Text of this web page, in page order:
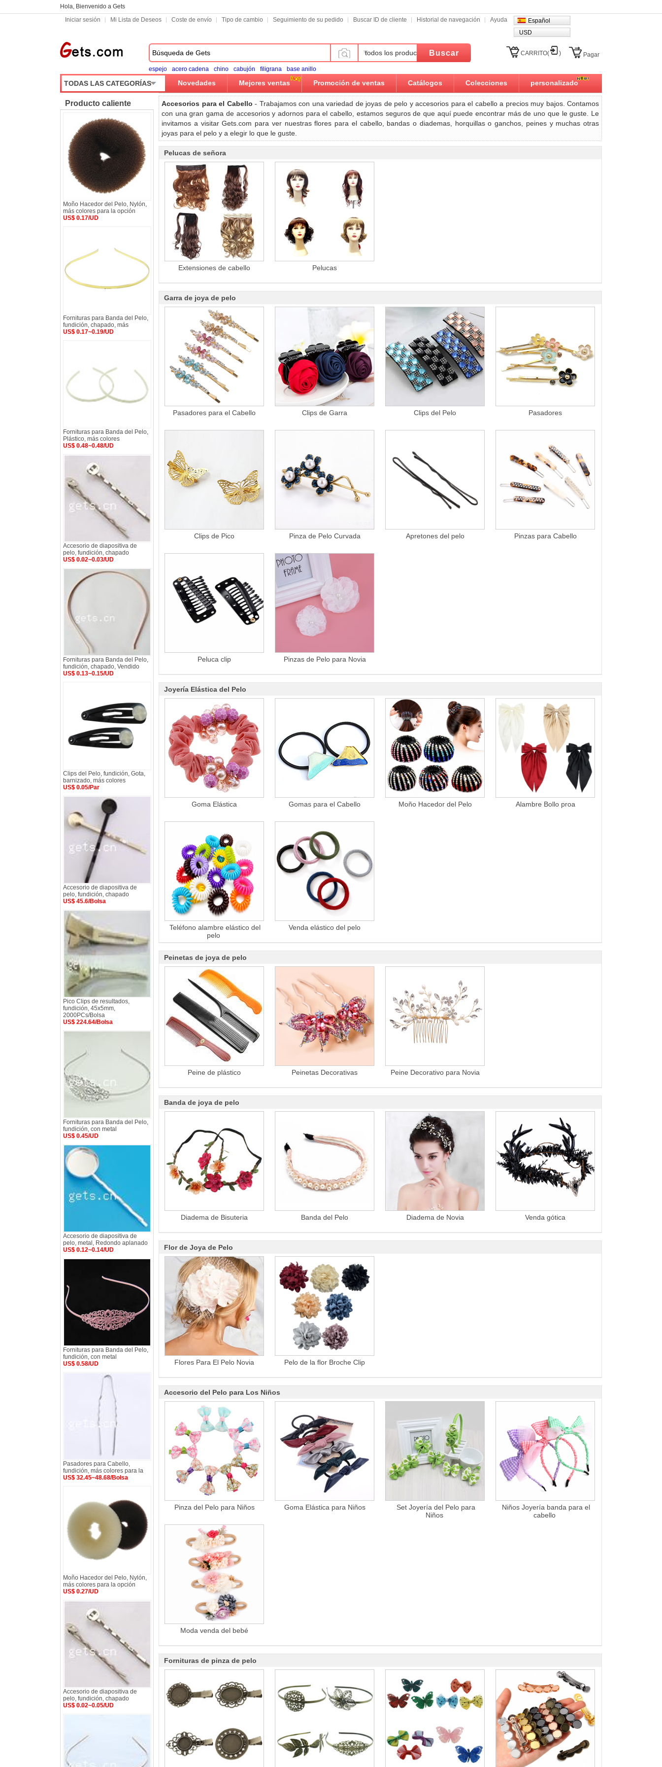
Hola, Bienvenido a Gets
Iniciar sesión
Mi Lista de Deseos Coste de envío Tipo de cambio Seguimiento de su pedido Buscar ID de cliente Historial de navegación Ayuda
Español
USD
todos los productos Buscar
espejo acero cadena chino cabujón filigrana base anillo
CARRITO( ) Pagar
TODAS LAS CATEGORÍAS Novedades Mejores ventas Promoción de ventas Catálogos Colecciones personalizado
Accesorios para el Cabello - Trabajamos con una variedad de joyas de pelo y accesorios para el cabello a precios muy bajos. Contamos
con una gran gama de accesorios y adornos para el cabello, estamos seguros de que aquí puede encontrar más de uno que le guste. Le
invitamos a visitar Gets.com para ver nuestras flores para el cabello, bandas o diademas, horquillas o ganchos, peines y muchas otras
joyas para el pelo y a elegir lo que le guste.
Pelucas de señora
Extensiones de cabello Pelucas
Garra de joya de pelo
Pasadores para el Cabello Clips de Garra Clips del Pelo Pasadores
Clips de Pico Pinza de Pelo Curvada Apretones del pelo Pinzas para Cabello
Peluca clip Pinzas de Pelo para Novia
Joyería Elástica del Pelo
Goma Elástica Gomas para el Cabello Moño Hacedor del Pelo Alambre Bollo proa
Teléfono alambre elástico del
pelo
Venda elástico del pelo
Peinetas de joya de pelo
Peine de plástico Peinetas Decorativas Peine Decorativo para Novia
Banda de joya de pelo
Diadema de Bisuteria Banda del Pelo Diadema de Novia Venda gótica
Flor de Joya de Pelo
Flores Para El Pelo Novia Pelo de la flor Broche Clip
Accesorio del Pelo para Los Niños
Pinza del Pelo para Niños Goma Elástica para Niños
Set Joyería del Pelo para
Niños
Niños Joyería banda para el
cabello
Moda venda del bebé
Fornituras de pinza de pelo
Producto caliente
Moño Hacedor del Pelo, Nylón,
más colores para la opción
US$ 0.17/UD
Fornituras para Banda del Pelo,
fundición, chapado, más
US$ 0.17~0.19/UD
Fornituras para Banda del Pelo,
Plástico, más colores
US$ 0.48~0.48/UD
Accesorio de diapositiva de
pelo, fundición, chapado
US$ 0.02~0.03/UD
Fornituras para Banda del Pelo,
fundición, chapado, Vendido
US$ 0.13~0.15/UD
Clips del Pelo, fundición, Gota,
barnizado, más colores
US$ 0.05/Par
Accesorio de diapositiva de
pelo, fundición, chapado
US$ 45.6/Bolsa
Pico Clips de resultados,
fundición, 45x5mm,
2000PCs/Bolsa
US$ 224.64/Bolsa
Fornituras para Banda del Pelo,
fundición, con metal
US$ 0.45/UD
Accesorio de diapositiva de
pelo, metal, Redondo aplanado
US$ 0.12~0.14/UD
Fornituras para Banda del Pelo,
fundición, con metal
US$ 0.58/UD
Pasadores para Cabello,
fundición, más colores para la
US$ 32.45~48.68/Bolsa
Moño Hacedor del Pelo, Nylón,
más colores para la opción
US$ 0.27/UD
Accesorio de diapositiva de
pelo, fundición, chapado
US$ 0.02~0.05/UD